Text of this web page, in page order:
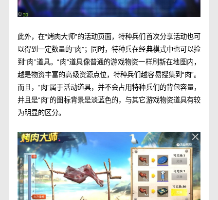
此外，在“烤肉大师”的活动页面，特种兵们首次分享活动也可
以得到一定数量的“肉”；同时，特种兵在经典模式中也可以捡
到“肉”道具。“肉”道具像普通的游戏物资一样刷新在地图内，
越是物资丰富的高级资源点位，特种兵们越容易搜集到“肉”。
而且，“肉”属于活动道具，并不会占用特种兵们的背包容量，
并且是“肉”的图标背景是淡蓝色的，与其它游戏物资道具有较
为明显的区分。